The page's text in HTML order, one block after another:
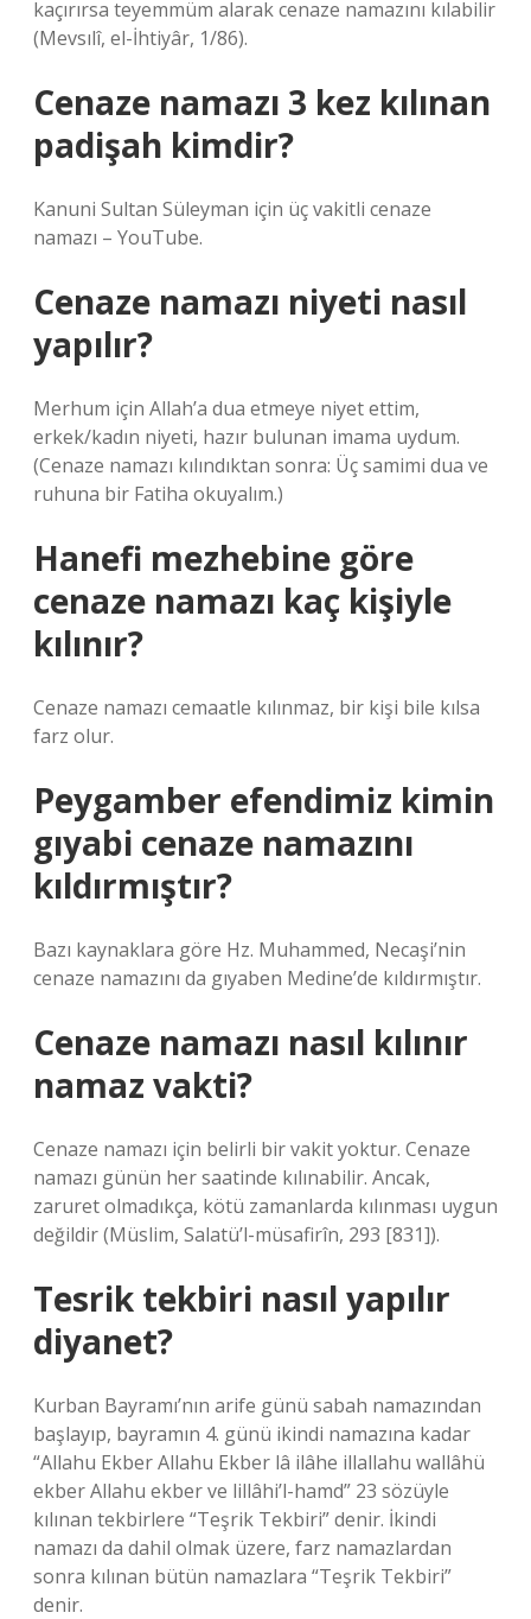
kaçırırsa teyemmüm alarak cenaze namazını kılabilir
(Mevsılî, el-İhtiyâr, 1/86).
Cenaze namazı 3 kez kılınan
padişah kimdir?
Kanuni Sultan Süleyman için üç vakitli cenaze
namazı – ​​YouTube.
Cenaze namazı niyeti nasıl
yapılır?
Merhum için Allah’a dua etmeye niyet ettim,
erkek/kadın niyeti, hazır bulunan imama uydum.
(Cenaze namazı kılındıktan sonra: Üç samimi dua ve
ruhuna bir Fatiha okuyalım.)
Hanefi mezhebine göre
cenaze namazı kaç kişiyle
kılınır?
Cenaze namazı cemaatle kılınmaz, bir kişi bile kılsa
farz olur.
Peygamber efendimiz kimin
gıyabi cenaze namazını
kıldırmıştır?
Bazı kaynaklara göre Hz. Muhammed, Necaşi’nin
cenaze namazını da gıyaben Medine’de kıldırmıştır.
Cenaze namazı nasıl kılınır
namaz vakti?
Cenaze namazı için belirli bir vakit yoktur. Cenaze
namazı günün her saatinde kılınabilir. Ancak,
zaruret olmadıkça, kötü zamanlarda kılınması uygun
değildir (Müslim, Salatü’l-müsafirîn, 293 [831]).
Tesrik tekbiri nasıl yapılır
diyanet?
Kurban Bayramı’nın arife günü sabah namazından
başlayıp, bayramın 4. günü ikindi namazına kadar
“Allahu Ekber Allahu Ekber lâ ilâhe illallahu wallâhü
ekber Allahu ekber ve lillâhi’l-hamd” 23 sözüyle
kılınan tekbirlere “Teşrik Tekbiri” denir. İkindi
namazı da dahil olmak üzere, farz namazlardan
sonra kılınan bütün namazlara “Teşrik Tekbiri”
denir.